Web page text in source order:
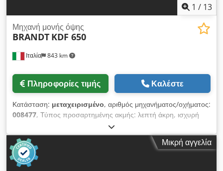
1 / 13
Ιταλία 843 km
Μηχανή μονής όψης
BRANDT KDF 650
Πληροφορίες τιμής Καλέστε
Κατάσταση: μεταχειρισμένο, αριθμός μηχανήματος/οχήματος:
008477, Τύπος προσαρτημένης ακμής: λεπτή άκρη, ισχυρή
άκρη, μασίφ ξύλο Σύστημα κόλλας: EVA Σύνδεση
φρεζαρίσματος: ναι Codpfxoy Hq Nvs Aflsha Πολυλειτουργική
μονάδα: ναι Μέγιστη ταχύτητα προώθησης: 18 m/min Μέγιστο
πάχος πάνελ: 60 mm Μονάδες εργασίας: 7 αρ
Μικρή αγγελία